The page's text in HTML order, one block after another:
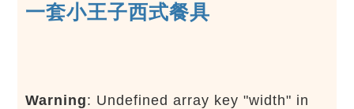
一套小王子西式餐具
Warning: Undefined array key "width" in